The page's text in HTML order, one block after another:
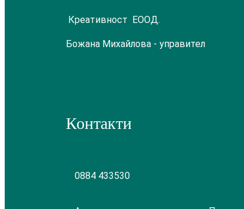
Креативност ЕООД.
Божана Михайлова - управител
Контакти
0884 433530